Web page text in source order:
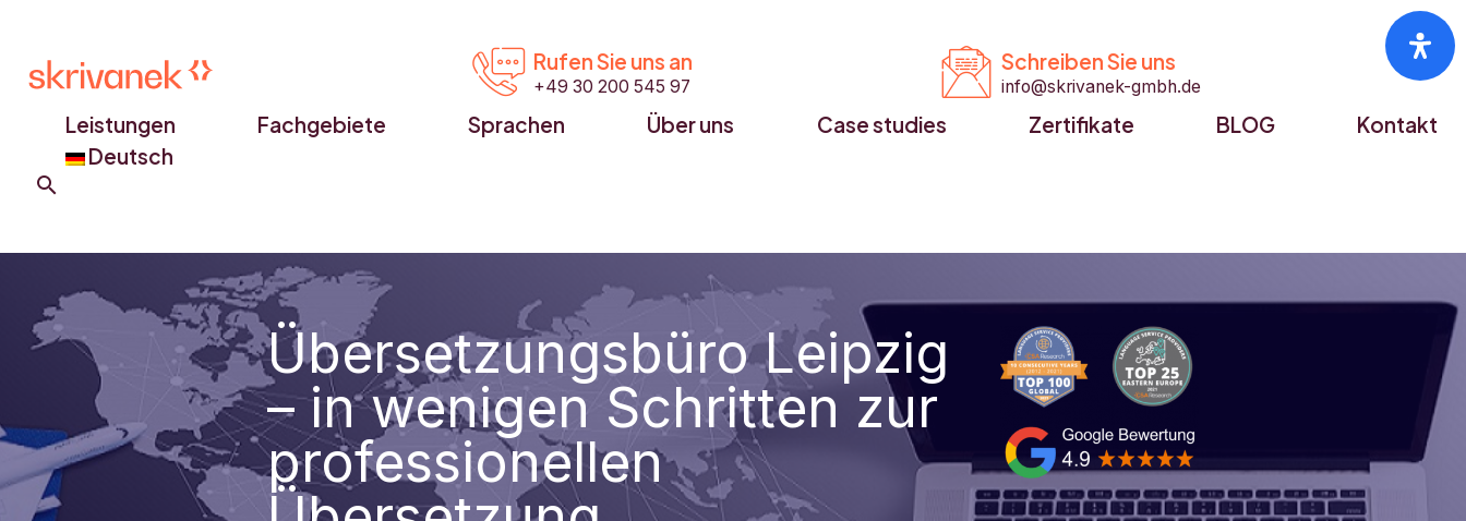

 Rufen Sie uns an
+49 30 200 545 97 
 Schreiben Sie uns
info@skrivanek-gmbh.de
Leistungen Fachgebiete Sprachen Über uns Case studies Zertifikate BLOG
Kontakt
Deutsch
Übersetzungsbüro Leipzig
– in wenigen Schritten zur
professionellen